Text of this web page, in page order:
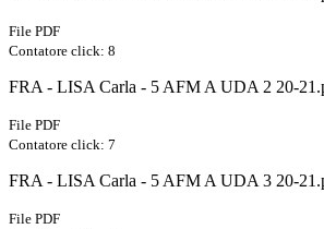
File PDF
Contatore click: 8
FRA - LISA Carla - 5 AFM A UDA 2 20-
File PDF
Contatore click: 7
FRA - LISA Carla - 5 AFM A UDA 3 20-
File PDF